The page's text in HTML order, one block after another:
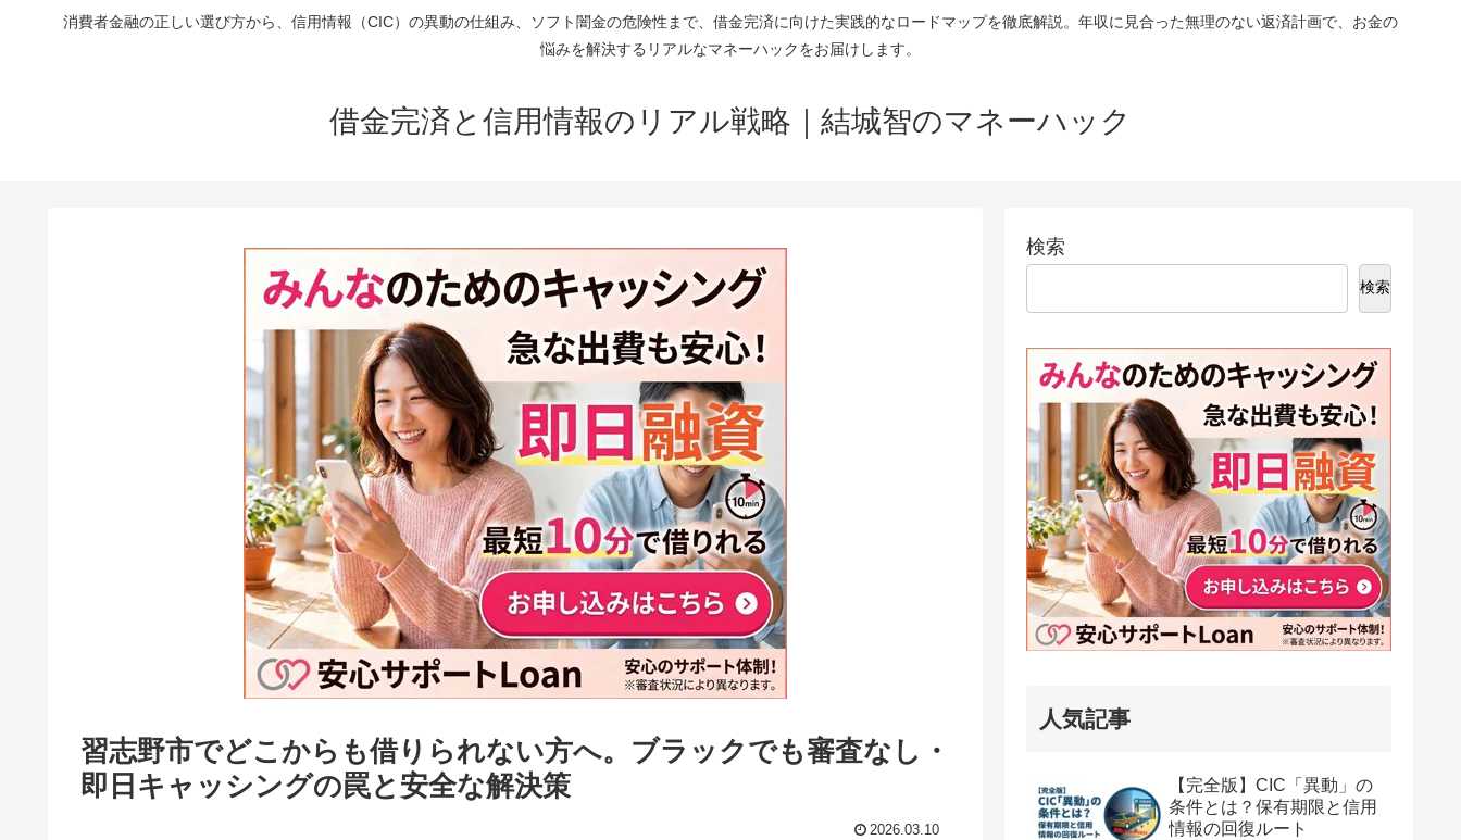
消費者金融の正しい選び方から、信用情報（CIC）の異動の仕組み、ソフト闇金の危険性まで、借金完済に向けた実践的なロードマップを徹底解説。年収に見合った無理のない返済計画で、お金の
悩みを解決するリアルなマネーハックをお届けします。
借金完済と信用情報のリアル戦略｜結城智のマネーハック
習志野市でどこからも借りられない方へ。ブラックでも審査なし・
即日キャッシングの罠と安全な解決策
2026.03.10
検索
検索
人気記事
【完全版】CIC「異動」の
条件とは？保有期限と信用
情報の回復ルート